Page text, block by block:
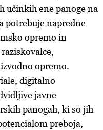
ene panoge na
potrebuje napredne
opremo in
opremo.
digitalno
javne
panogah, ki so jih
preboja,